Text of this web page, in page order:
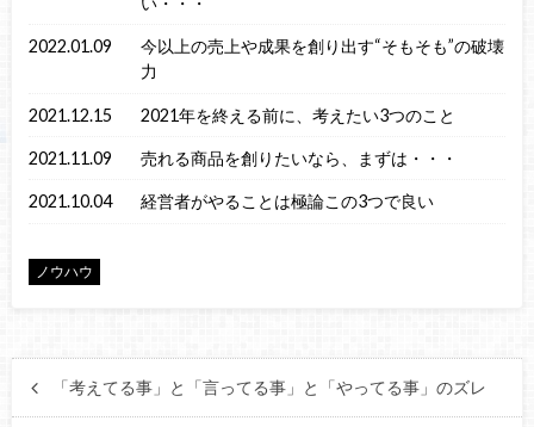
2022.01.09
今以上の売上や成果を創り出す“そもそも”の破壊
力
2021.12.15 2021年を終える前に、考えたい3つのこと
2021.11.09 売れる商品を創りたいなら、まずは・・・
2021.10.04 経営者がやることは極論この3つで良い
ノウハウ
「考えてる事」と「言ってる事」と「やってる事」のズレ